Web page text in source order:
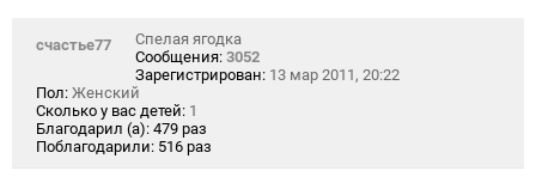
счастье77
Спелая ягодка
Сообщения: 3052
Зарегистрирован: 13 мар 2011, 20:22
Пол: Женский
Сколько у вас детей: 1
Благодарил (а): 479 раз
Поблагодарили: 516 раз